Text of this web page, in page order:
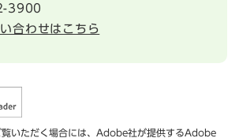
3900
合わせはこちら
覧いただく場合には、Adobe社が提供するAdobe